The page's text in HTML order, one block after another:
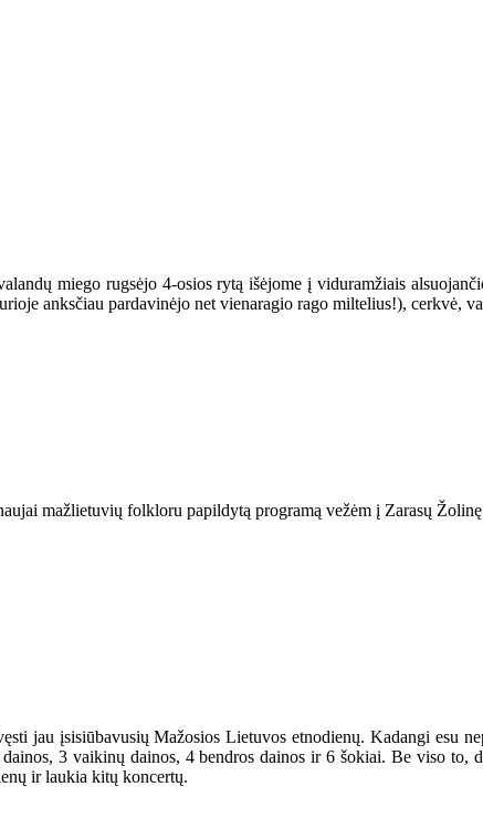
miego rugsėjo 4-osios rytą išėjome į viduramžiais
anksčiau pardavinėjo net vienaragio rago miltelius!), cerkvė,
mažlietuvių folkloru papildytą programą vežėm į Zarasų
jau įsisiūbavusių Mažosios Lietuvos etnodienų. Kadangi esu
3 vaikinų dainos, 4 bendros dainos ir 6 šokiai. Be viso to,
ir laukia kitų koncertų.